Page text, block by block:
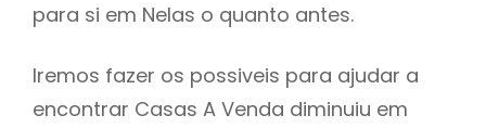
para si em Nelas o quanto antes.
Iremos fazer os possiveis para ajudar a
encontrar Casas A Venda diminuiu em